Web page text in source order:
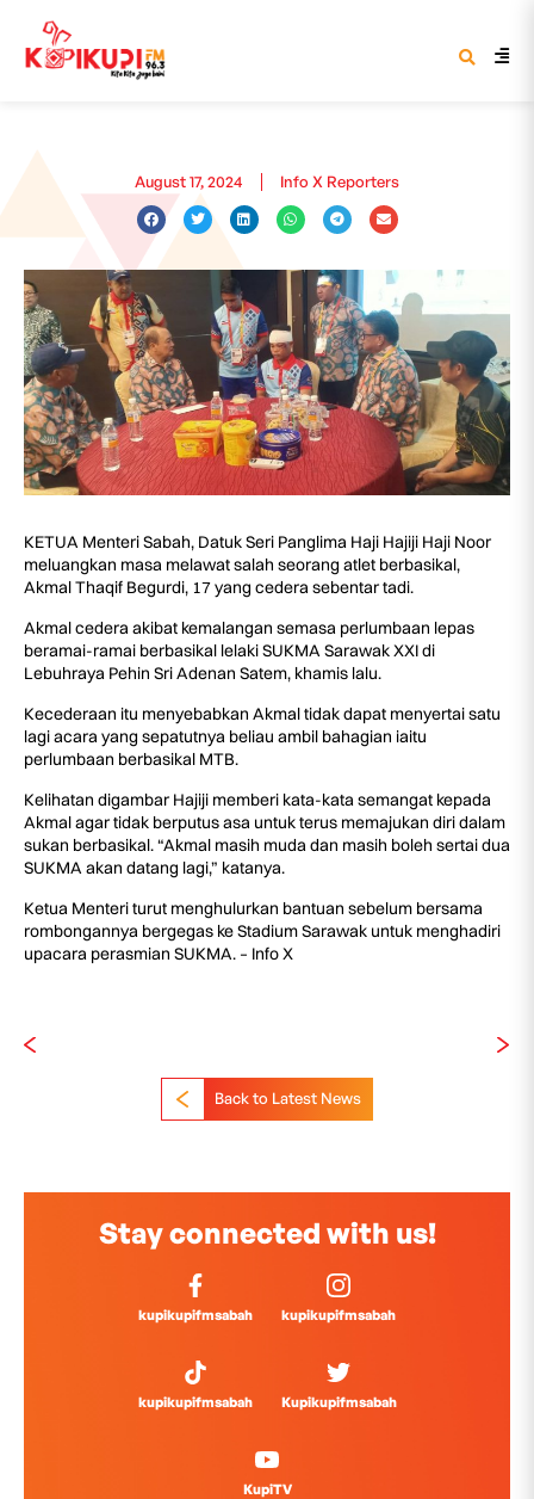
August 17, 2024 Info X Reporters
KETUA Menteri Sabah, Datuk Seri Panglima Haji Hajiji Haji Noor
meluangkan masa melawat salah seorang atlet berbasikal,
Akmal Thaqif Begurdi, 17 yang cedera sebentar tadi.
Akmal cedera akibat kemalangan semasa perlumbaan lepas
beramai-ramai berbasikal lelaki SUKMA Sarawak XXI di
Lebuhraya Pehin Sri Adenan Satem, khamis lalu.
Kecederaan itu menyebabkan Akmal tidak dapat menyertai satu
lagi acara yang sepatutnya beliau ambil bahagian iaitu
perlumbaan berbasikal MTB.
Kelihatan digambar Hajiji memberi kata-kata semangat kepada
Akmal agar tidak berputus asa untuk terus memajukan diri dalam
sukan berbasikal. “Akmal masih muda dan masih boleh sertai dua
SUKMA akan datang lagi,” katanya.
Ketua Menteri turut menghulurkan bantuan sebelum bersama
rombongannya bergegas ke Stadium Sarawak untuk menghadiri
upacara perasmian SUKMA. – Info X
Back to Latest News
Stay connected with us!
kupikupifmsabah kupikupifmsabah
kupikupifmsabah Kupikupifmsabah
KupiTV